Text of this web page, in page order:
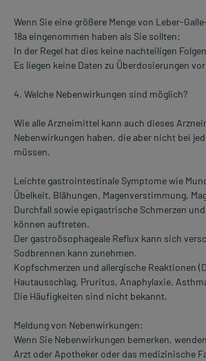
Wenn Sie eine größere Menge von Leber-
18a eingenommen haben als Sie sollten:
In der Regel hat dies keine nachteiligen
Es liegen keine Daten zu Überdosierungen
4. Welche Nebenwirkungen sind möglich?
Wie alle Arzneimittel kann auch dieses
Nebenwirkungen haben, die aber nicht bei
müssen.
Leichte gastrointestinale Symptome wie
Übelkeit, Blähungen, Magenverstimmung,
Durchfall sowie epigastrische Schmerzen
können auftreten.
Der gastroösophageale Reflux kann sich
Sodbrennen kann zunehmen.
Kopfschmerzen und allergische Reaktionen
Hautausschlag, Pruritus, Anaphylaxie,
Die Häufigkeiten sind nicht bekannt.
Meldung von Nebenwirkungen:
Wenn Sie Nebenwirkungen bemerken,
Arzt oder Apotheker oder das medizinische